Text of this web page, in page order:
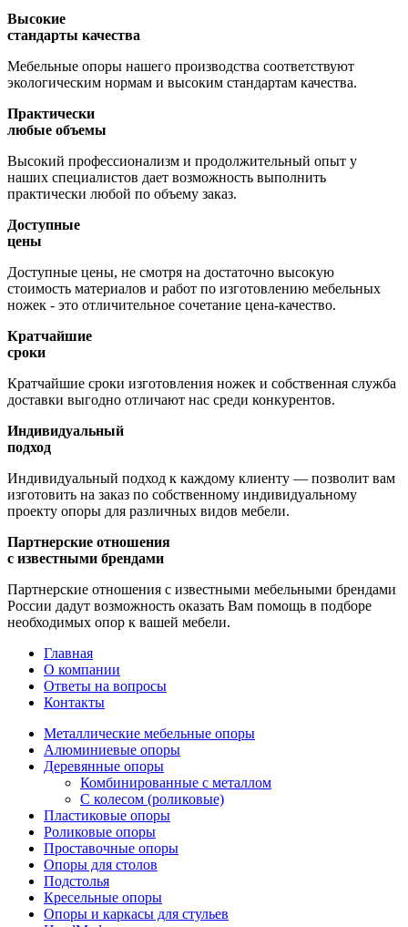
Высокие
стандарты качества
Мебельные опоры нашего производства соответствуют
экологическим нормам и высоким стандартам качества.
Практически
любые объемы
Высокий профессионализм и продолжительный опыт у
наших специалистов дает возможность выполнить
практически любой по объему заказ.
Доступные
цены
Доступные цены, не смотря на достаточно высокую
стоимость материалов и работ по изготовлению мебельных
ножек - это отличительное сочетание цена-качество.
Кратчайшие
сроки
Кратчайшие сроки изготовления ножек и собственная служба
доставки выгодно отличают нас среди конкурентов.
Индивидуальный
подход
Индивидуальный подход к каждому клиенту — позволит вам
изготовить на заказ по собственному индивидуальному
проекту опоры для различных видов мебели.
Партнерские отношения
с известными брендами
Партнерские отношения с известными мебельными брендами
России дадут возможность оказать Вам помощь в подборе
необходимых опор к вашей мебели.
Главная
О компании
Ответы на вопросы
Контакты
Металлические мебельные опоры
Алюминиевые опоры
Деревянные опоры
Комбинированные с металлом
С колесом (роликовые)
Пластиковые опоры
Роликовые опоры
Проставочные опоры
Опоры для столов
Подстолья
Кресельные опоры
Опоры и каркасы для стульев